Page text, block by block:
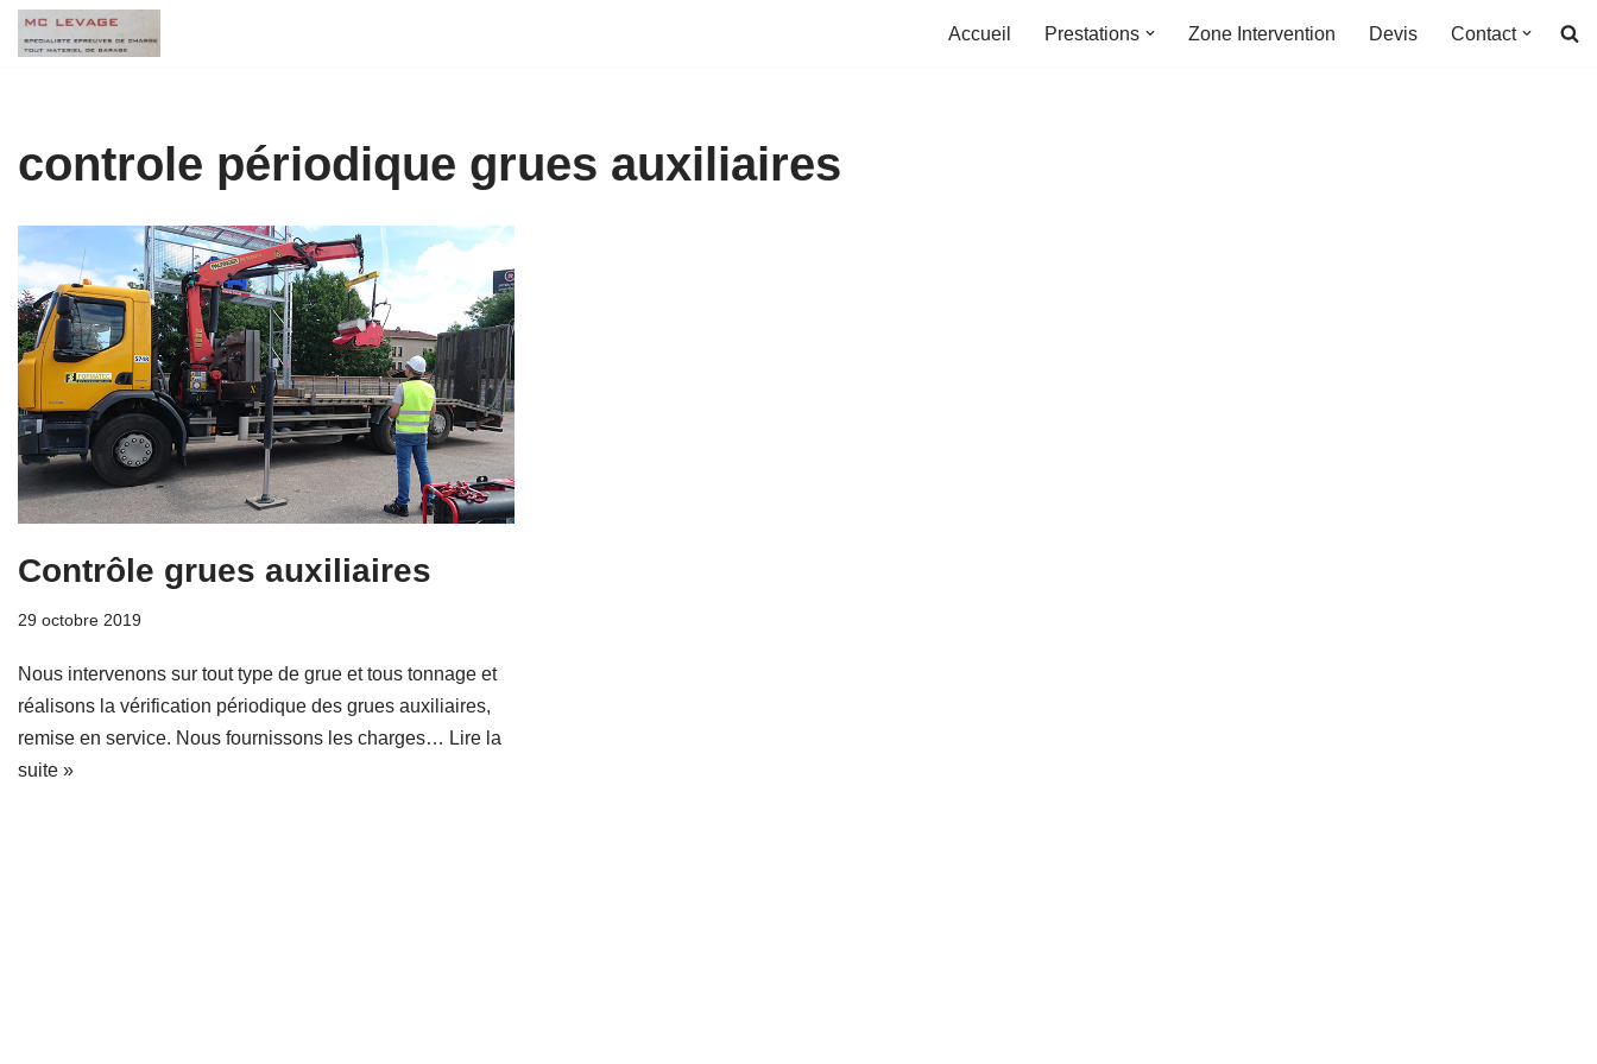
Accueil Prestations Zone Intervention Devis Contact
controle périodique grues auxiliaires
Contrôle grues auxiliaires
29 octobre 2019
Nous intervenons sur tout type de grue et tous tonnage et
réalisons la vérification périodique des grues auxiliaires,
remise en service. Nous fournissons les charges… Lire la
suite »